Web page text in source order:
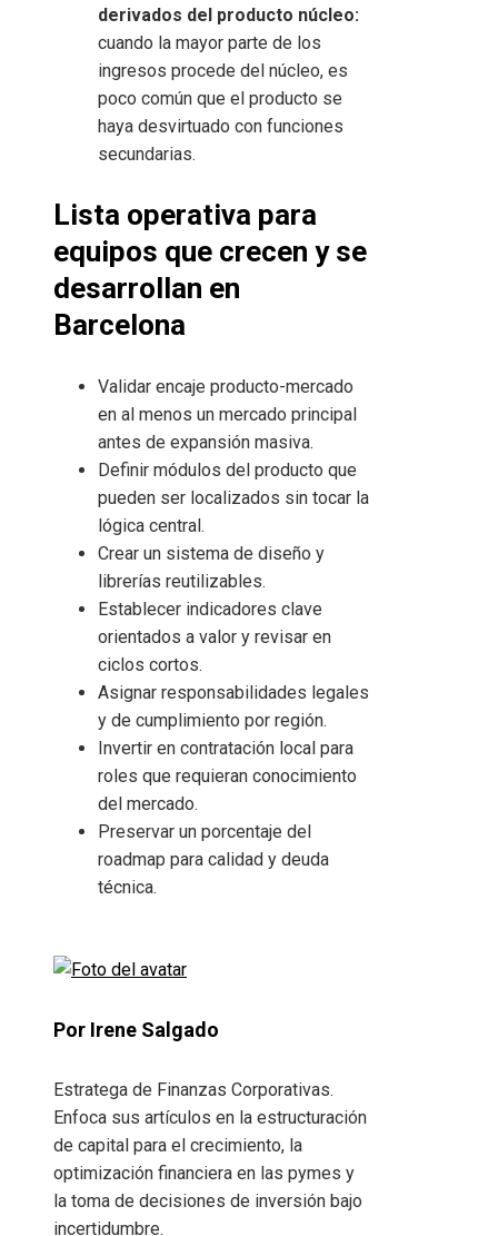
derivados del producto núcleo:
cuando la mayor parte de los
ingresos procede del núcleo, es
poco común que el producto se
haya desvirtuado con funciones
secundarias.
Lista operativa para
equipos que crecen y se
desarrollan en
Barcelona
Validar encaje producto-mercado
en al menos un mercado principal
antes de expansión masiva.
Definir módulos del producto que
pueden ser localizados sin tocar la
lógica central.
Crear un sistema de diseño y
librerías reutilizables.
Establecer indicadores clave
orientados a valor y revisar en
ciclos cortos.
Asignar responsabilidades legales
y de cumplimiento por región.
Invertir en contratación local para
roles que requieran conocimiento
del mercado.
Preservar un porcentaje del
roadmap para calidad y deuda
técnica.
Por Irene Salgado
Estratega de Finanzas Corporativas.
Enfoca sus artículos en la estructuración
de capital para el crecimiento, la
optimización financiera en las pymes y
la toma de decisiones de inversión bajo
incertidumbre.